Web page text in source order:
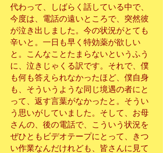
代わって、しばらく話している中で、
今度は、電話の遠いところで、突然彼
が泣き出しました。今の状況がとても
辛いと。一日も早く特効薬が欲しい
と。こんなことたまらないというふう
に、泣きじゃくる訳です。それで、僕
も何も答えられなかったほど、僕自身
も、そういうような同じ境遇の者にと
って、返す言葉がなかったと。そうい
う思いがしていました。そして、お母
さんの、後の電話で、こういう状況を
ぜひともビデオテープにとって、きつ
い作業なんだけれども、皆さんに見て